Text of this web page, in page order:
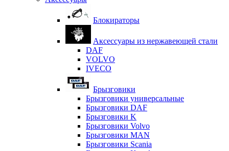
Блокираторы
Аксессуары из нержавеющей стали
DAF
VOLVO
IVECO
Брызговики
Брызговики универсальные
Брызговики DAF
Брызговики K
Брызговики Volvo
Брызговики MAN
Брызговики Scania